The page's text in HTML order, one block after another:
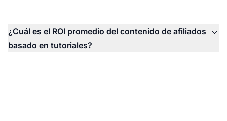
¿Cuál es el ROI promedio del contenido de afiliados
basado en tutoriales?